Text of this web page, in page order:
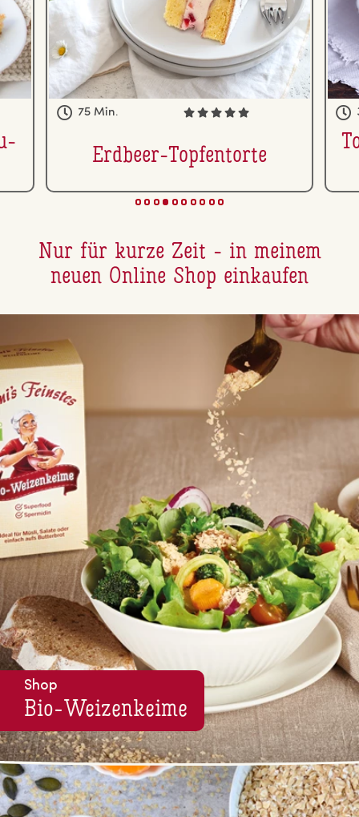
15 Min.
Grieß-Bowl mit Rhabarber-
Himbeeren Kompott
Nur für kurze Zeit - in meinem
neuen Online Shop einkaufen
Shop
Bio-Wei­zen­kei­me